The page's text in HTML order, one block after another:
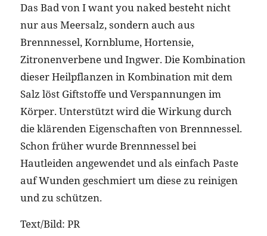
Das Bad von I want you naked besteht nicht
nur aus Meersalz, sondern auch aus
Brennnessel, Kornblume, Hortensie,
Zitronenverbene und Ingwer. Die Kombination
dieser Heilpflanzen in Kombination mit dem
Salz löst Giftstoffe und Verspannungen im
Körper. Unterstützt wird die Wirkung durch
die klärenden Eigenschaften von Brennnessel.
Schon früher wurde Brennnessel bei
Hautleiden angewendet und als einfach Paste
auf Wunden geschmiert um diese zu reinigen
und zu schützen.
Text/Bild: PR